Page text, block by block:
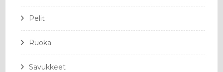
Pelit
Ruoka
Savukkeet